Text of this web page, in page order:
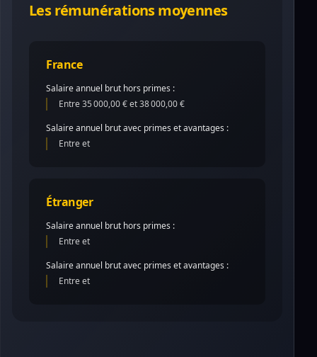
Les rémunérations moyennes
France
Salaire annuel brut hors primes :
Entre 35 000,00 € et 38 000,00 €
Salaire annuel brut avec primes et avantages :
Entre et
Étranger
Salaire annuel brut hors primes :
Entre et
Salaire annuel brut avec primes et avantages :
Entre et